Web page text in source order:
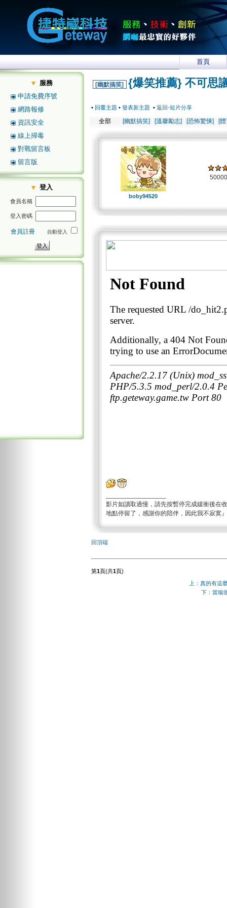
首頁
服務
申請免費序號
網路報修
資訊安全
線上掃毒
對戰留言板
留言版
登入
會員名稱
登入密碼
會員註冊 自動登入
[幽默搞笑] {爆笑推薦} 不可思
• 回覆主題 • 發表新主題 • 返回-短片分享
全部 [幽默搞笑] [溫馨勵志] [恐怖驚悚] [
boby94520
影片如讀取過慢，請先按暫停完成緩衝後在
地點停留了，感謝你的陪伴，因此我不寂寞』
回頂端
第1頁(共1頁)
上：真的有這
下：當瑜